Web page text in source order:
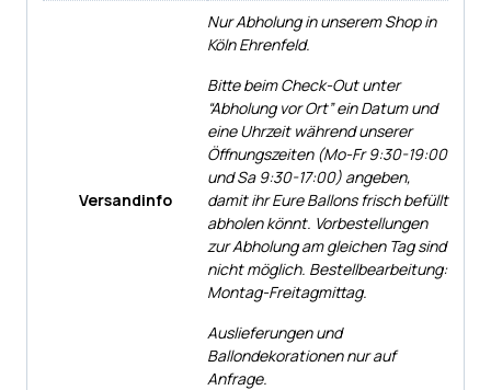
Versandinfo
Nur Abholung in unserem Shop in
Köln Ehrenfeld.
Bitte beim Check-Out unter
“Abholung vor Ort” ein Datum und
eine Uhrzeit während unserer
Öffnungszeiten (Mo-Fr 9:30-19:00
und Sa 9:30-17:00) angeben,
damit ihr Eure Ballons frisch befüllt
abholen könnt. Vorbestellungen
zur Abholung am gleichen Tag sind
nicht möglich. Bestellbearbeitung:
Montag-Freitagmittag.
Auslieferungen und
Ballondekorationen nur auf
Anfrage.